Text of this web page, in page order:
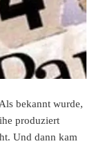
bekannt wurde,
produziert
Und dann kam